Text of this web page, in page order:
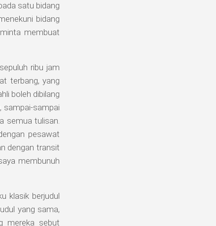
satu bidang
bidang
membuat
ribu jam
terbang, yang
boleh dibilang
sampai-sampai
semua tulisan.
pesawat
dengan transit
membunuh
klasik berjudul
yang sama,
mereka sebut